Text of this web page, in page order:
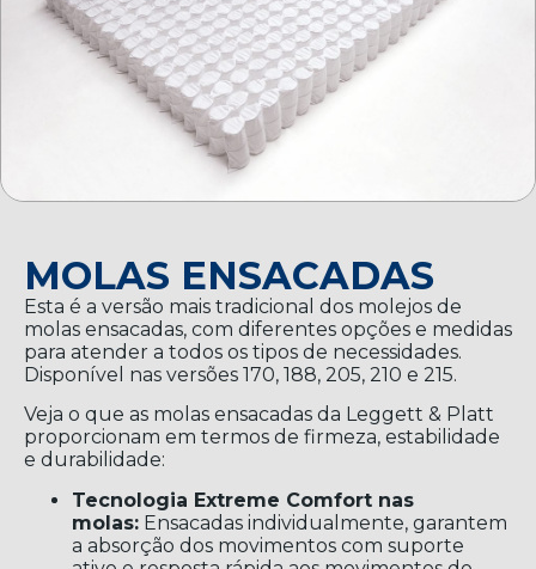
MOLAS ENSACADAS
Esta é a versão mais tradicional dos molejos de
molas ensacadas, com diferentes opções e medidas
para atender a todos os tipos de necessidades.
Disponível nas versões 170, 188, 205, 210 e 215.
Veja o que as molas ensacadas da Leggett & Platt
proporcionam em termos de firmeza, estabilidade
e durabilidade:
Tecnologia Extreme Comfort nas
molas: Ensacadas individualmente, garantem
a absorção dos movimentos com suporte